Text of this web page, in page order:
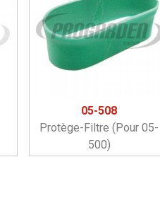
05-508
Protège-Filtre (pour 05-
500)